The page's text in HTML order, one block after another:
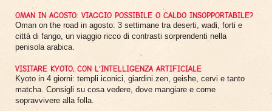
OMAN IN AGOSTO: VIAGGIO POSSIBILE O CALDO INSOPPORTABILE?
Oman on the road in agosto: 3 settimane tra deserti, wadi, forti e
città di fango, un viaggio ricco di contrasti sorprendenti nella
penisola arabica.
VISITARE KYOTO, CON L'INTELLIGENZA ARTIFICIALE
Kyoto in 4 giorni: templi iconici, giardini zen, geishe, cervi e tanto
matcha. Consigli su cosa vedere, dove mangiare e come
sopravvivere alla folla.